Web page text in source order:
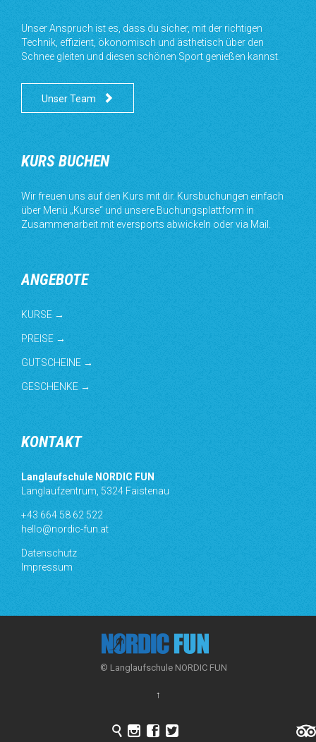
Unser Anspruch ist es, dass du sicher, mit der richtigen
Technik, effizient, ökonomisch und ästhetisch über den
Schnee gleiten und diesen schönen Sport genießen kannst.
Unser Team 
KURS BUCHEN
Wir freuen uns auf den Kurs mit dir. Kursbuchungen einfach
über Menü „Kurse“ und unsere Buchungsplattform in
Zusammenarbeit mit eversports abwickeln oder via Mail.
ANGEBOTE
KURSE →
PREISE →
GUTSCHEINE →
GESCHENKE →
KONTAKT
Langlaufschule NORDIC FUN
Langlaufzentrum, 5324 Faistenau
+43 664 58 62 522
hello@nordic-fun.at
Datenschutz
Impressum
© Langlaufschule NORDIC FUN
↑
   